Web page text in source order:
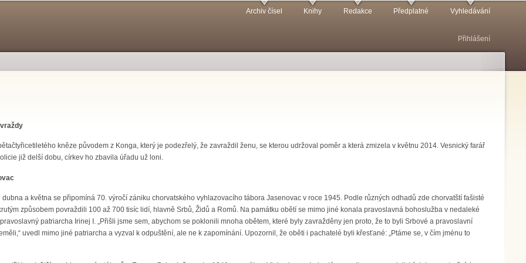
Archiv čísel Knihy Redakce Předplatné Vyhledávání
Přihlášení
kněze původem z Konga, který je podezřelý, že zavraždil ženu, se kterou udržoval poměr a která zmizela v květnu 2014. Vesnický farář
již delší dobu, církev ho zbavila úřadu už loni.
dubna a května se připomíná 70. výročí zániku chorvatského vyhlazovacího tábora Jasenovac v roce 1945. Podle různých odhadů zde chorvatští fašisté
způsobem povraždili 100 až 700 tisíc lidí, hlavně Srbů, Židů a Romů. Na památku obětí se mimo jiné konala pravoslavná bohoslužba v nedaleké
patriarcha Irinej I. „Přišli jsme sem, abychom se poklonili mnoha obětem, které byly zavražděny jen proto, že to byli Srbové a pravoslavní
uvedl mimo jiné patriarcha a vyzval k odpuštění, ale ne k zapomínání. Upozornil, že oběti i pachatelé byli křesťané: „Ptáme se, v čím jménu to